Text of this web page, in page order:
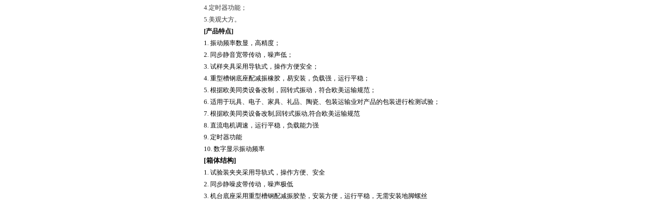
4.定时器功能；
5.美观大方。
[产品特点]
1. 振动频率数显，高精度；
2. 同步静音宽带传动，噪声低；
3. 试样夹具采用导轨式，操作方便安全；
4. 重型槽钢底座配减振橡胶，易安装，负载强，运行平稳；
5. 根据欧美同类设备改制，回转式振动，符合欧美运输规范；
6. 适用于玩具、电子、家具、礼品、陶瓷、包装运输业对产品的包装进行检测试验；
7. 根据欧美同类设备改制,回转式振动,符合欧美运输规范
8. 直流电机调速，运行平稳，负载能力强
9. 定时器功能
10. 数字显示振动频率
[箱体结构]
1. 试验装夹夹采用导轨式，操作方便、安全
2. 同步静噪皮带传动，噪声极低
3. 机台底座采用重型槽钢配减振胶垫，安装方便，运行平稳，无需安装地脚螺丝